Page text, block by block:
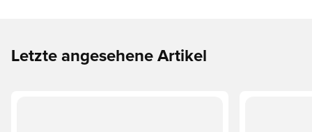
Letzte angesehene Artikel